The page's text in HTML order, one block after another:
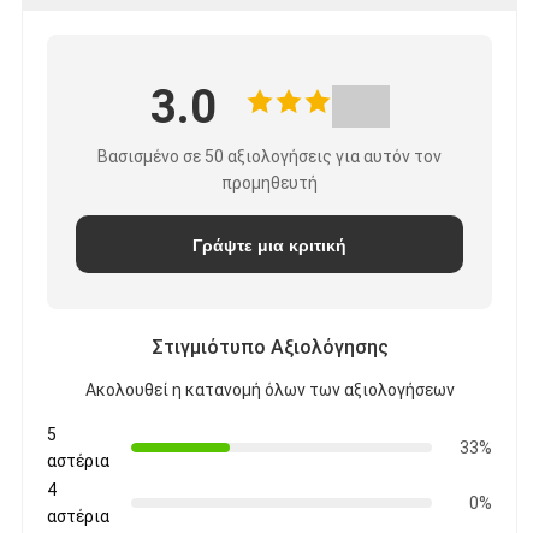
3.0
Βασισμένο σε 50 αξιολογήσεις για αυτόν τον
προμηθευτή
Γράψτε μια κριτική
Στιγμιότυπο Αξιολόγησης
Ακολουθεί η κατανομή όλων των αξιολογήσεων
5
αστέρια
33%
4
αστέρια
0%